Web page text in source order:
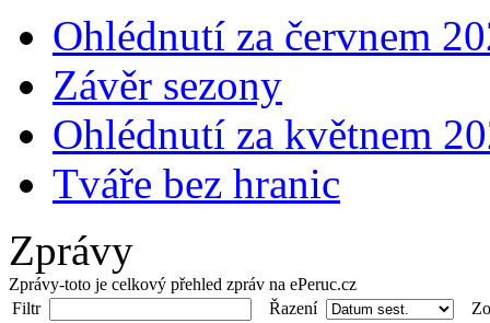
Ohlédnutí za červnem
Závěr sezony
Ohlédnutí za květnem
Tváře bez hranic
Zprávy
Zprávy-toto je celkový přehled zpráv na ePeruc.cz
Filtr
Řazení